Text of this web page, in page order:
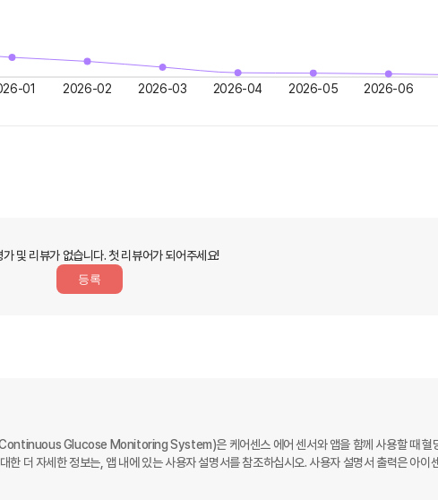
01 2026-02 2026-03 2026-04 2026-05 2026-06
가 및 리뷰가 없습니다. 첫 리뷰어가 되어주세요!
등록
Glucose Monitoring System)은 케어센스 에어 센서와 앱을 함께 사용할 때 혈
한 더 자세한 정보는, 앱 내에 있는 사용자 설명서를 참조하십시오. 사용자 설명서 출력은 아이